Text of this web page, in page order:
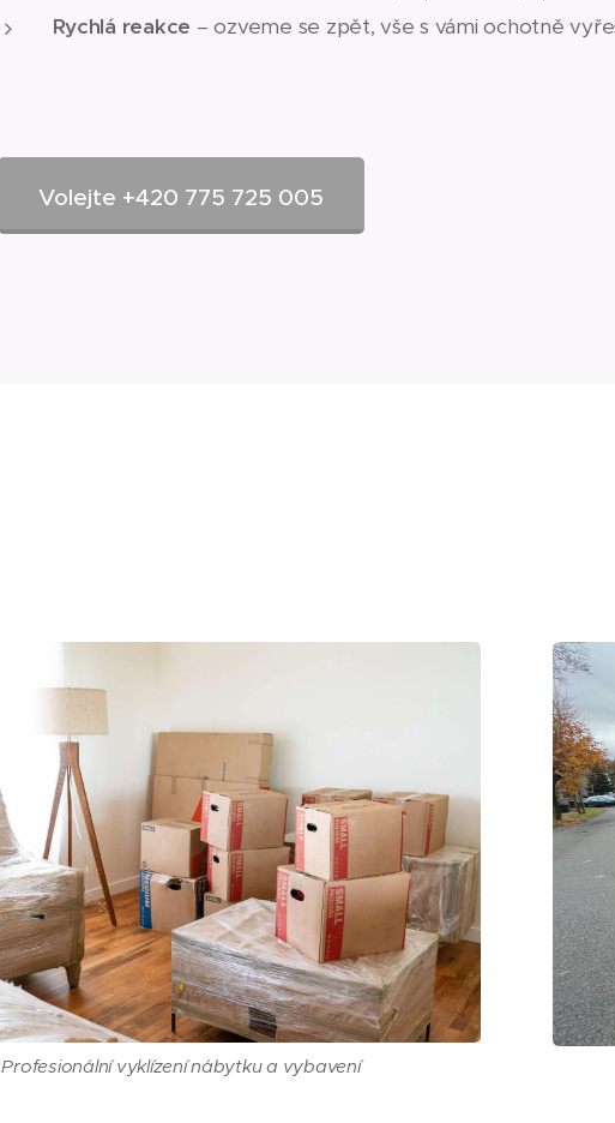
Rychlá reakce – ozveme se zpět, vše s vámi ochotně
Volejte +420 775 725 005
Profesionální vyklízení nábytku a vybavení